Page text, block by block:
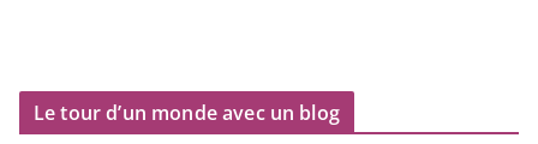
Le tour d’un monde avec un blog